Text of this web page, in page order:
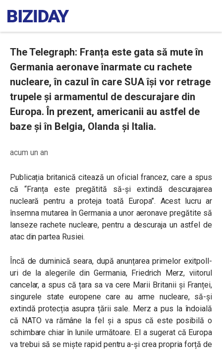
The Telegraph: Franța este gata să mute în
Germania aeronave înarmate cu rachete
nucleare, în cazul în care SUA își vor retrage
trupele și armamentul de descurajare din
Europa. În prezent, americanii au astfel de
baze și în Belgia, Olanda și Italia.
acum un an
Publicația britanică citează un oficial francez, care a spus
că “Franța este pregătită să-și extindă descurajarea
nucleară pentru a proteja toată Europa”. Acest lucru ar
însemna mutarea în Germania a unor aeronave pregătite să
lanseze rachete nucleare, pentru a descuraja un astfel de
atac din partea Rusiei.
Încă de duminică seara, după anunțarea primelor exitpoll-
uri de la alegerile din Germania, Friedrich Merz, viitorul
cancelar, a spus că țara sa va cere Marii Britanii și Franței,
singurele state europene care au arme nucleare, să-și
extindă protecția asupra țării sale. Merz a pus la îndoială
că NATO va rămâne la fel și a spus că este posibilă o
schimbare chiar în lunile următoare. El a sugerat că Europa
va trebui să se miște rapid pentru a-și crea propria forță de